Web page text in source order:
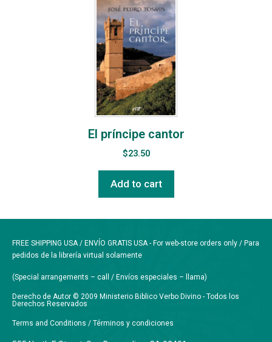
El príncipe cantor
$23.50
Add to cart
FREE SHIPPING USA / ENVÍO GRATIS USA - For web-store orders only / Para
pedidos de la librería virtual solamente
(Special arrangements – call / Envíos especiales – llama)
Derecho de Autor © 2009 Ministerio Biblico Verbo Divino - Todos los
Derechos Reservados
Terms and Conditions / Términos y condiciones